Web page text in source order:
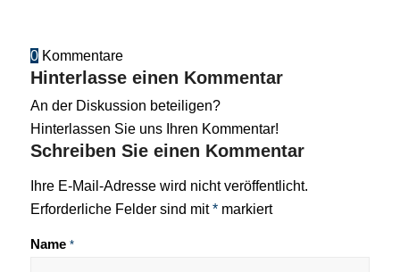
0 Kommentare
Hinterlasse einen Kommentar
An der Diskussion beteiligen?
Hinterlassen Sie uns Ihren Kommentar!
Schreiben Sie einen Kommentar
Ihre E-Mail-Adresse wird nicht veröffentlicht.
Erforderliche Felder sind mit*markiert
Name *